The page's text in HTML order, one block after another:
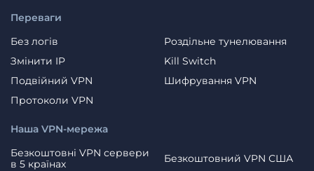
Переваги
Без логів
Роздільне тунелювання
Змінити IP
Kill Switch
Подвійний VPN
Шифрування VPN
Протоколи VPN
Наша VPN-мережа
Безкоштовні VPN сервери
в 5 країнах
Безкоштовний VPN США